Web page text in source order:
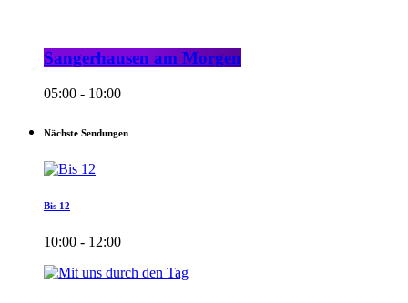
Sangerhausen am Morgen
05:00 - 10:00
Nächste Sendungen
Bis 12
10:00 - 12:00